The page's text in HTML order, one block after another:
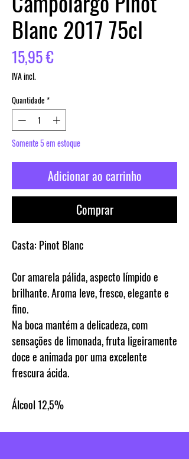
Blanc 2017 75cl
15,95 €Preço
IVA incl.
Quantidade *
Somente 5 em estoque
Adicionar ao carrinho
Comprar
Casta: Pinot Blanc
Cor amarela pálida, aspecto límpido e
brilhante. Aroma leve, fresco, elegante e
fino.
Na boca mantém a delicadeza, com
sensações de limonada, fruta ligeiramente
doce e animada por uma excelente
frescura ácida.
Álcool12,5%